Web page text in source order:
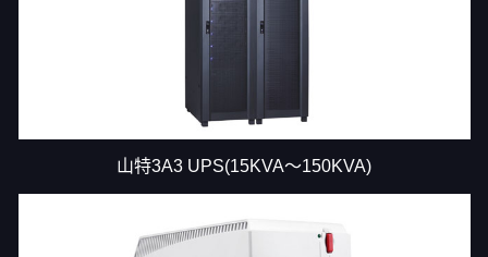
山特3A3 UPS(15KVA～150KVA)